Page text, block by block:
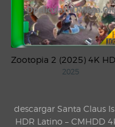
2025
descargar Santa Claus
HDR Latino – CMHDD